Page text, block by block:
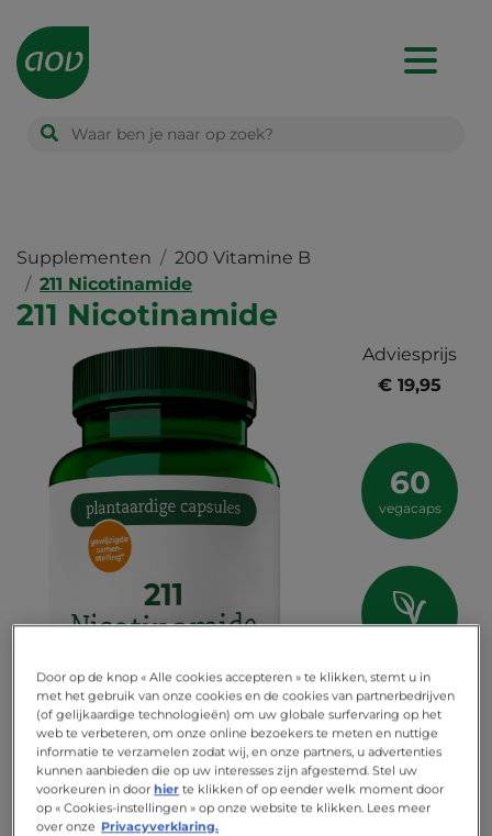
Main
navigation
Supplementen
200 Vitamine B
211 Nicotinamide
211 Nicotinamide
Adviesprijs
€ 19,95
60
vegacaps
vegan
Door op de knop « Alle cookies accepteren » te klikken, stemt u in
met het gebruik van onze cookies en de cookies van partnerbedrijven
(of gelijkaardige technologieën) om uw globale surfervaring op het
web te verbeteren, om onze online bezoekers te meten en nuttige
informatie te verzamelen zodat wij, en onze partners, u advertenties
kunnen aanbieden die op uw interesses zijn afgestemd. Stel uw
voorkeuren in doorhier te klikken of op eender welk moment door
op « Cookies-instellingen » op onze website te klikken. Lees meer
over onze Privacyverklaring.